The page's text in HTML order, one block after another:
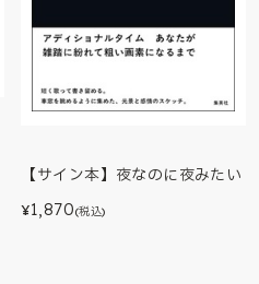
【サイン本】夜なのに夜みたい
¥1,870(税込)